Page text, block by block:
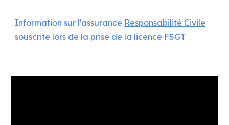
Information sur l'assurance Responsabilité Civile
souscrite lors de la prise de la licence FSGT